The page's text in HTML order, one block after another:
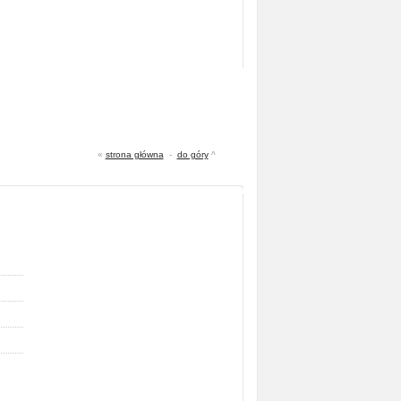
« strona główna - do góry^